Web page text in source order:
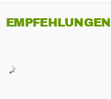
EMPFEHLUNGEN